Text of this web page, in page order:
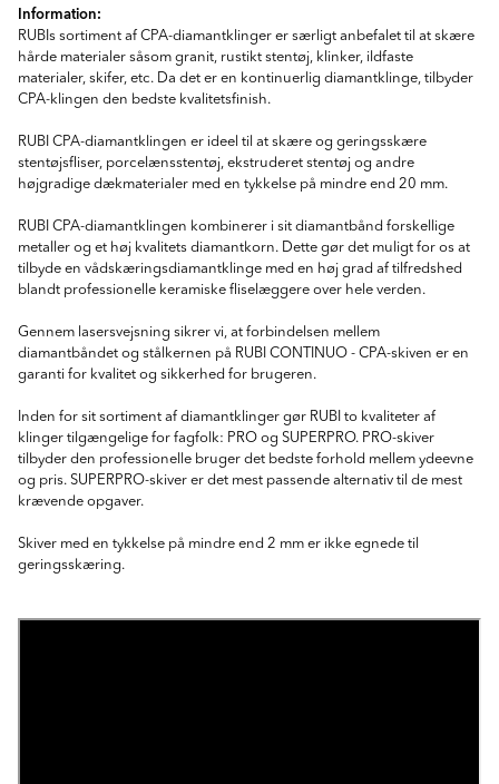
Information:
RUBIs sortiment af CPA-diamantklinger er særligt anbefalet til at skære
hårde materialer såsom granit, rustikt stentøj, klinker, ildfaste
materialer, skifer, etc. Da det er en kontinuerlig diamantklinge, tilbyder
CPA-klingen den bedste kvalitetsfinish.
RUBI CPA-diamantklingen er ideel til at skære og geringsskære
stentøjsfliser, porcelænsstentøj, ekstruderet stentøj og andre
højgradige dækmaterialer med en tykkelse på mindre end 20 mm.
RUBI CPA-diamantklingen kombinerer i sit diamantbånd forskellige
metaller og et høj kvalitets diamantkorn. Dette gør det muligt for os at
tilbyde en vådskæringsdiamantklinge med en høj grad af tilfredshed
blandt professionelle keramiske fliselæggere over hele verden.
Gennem lasersvejsning sikrer vi, at forbindelsen mellem
diamantbåndet og stålkernen på RUBI CONTINUO - CPA-skiven er en
garanti for kvalitet og sikkerhed for brugeren.
Inden for sit sortiment af diamantklinger gør RUBI to kvaliteter af
klinger tilgængelige for fagfolk: PRO og SUPERPRO. PRO-skiver
tilbyder den professionelle bruger det bedste forhold mellem ydeevne
og pris. SUPERPRO-skiver er det mest passende alternativ til de mest
krævende opgaver.
Skiver med en tykkelse på mindre end 2 mm er ikke egnede til
geringsskæring.